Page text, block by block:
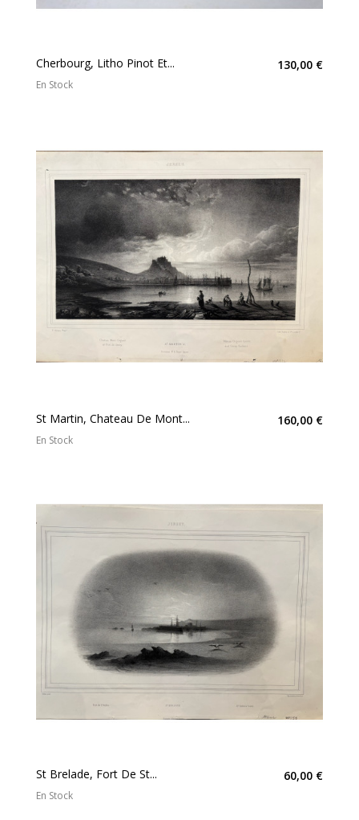
Cherbourg, Litho Pinot Et... 130,00 €
En Stock
St Martin, Chateau De Mont... 160,00 €
En Stock
St Brelade, Fort De St... 60,00 €
En Stock